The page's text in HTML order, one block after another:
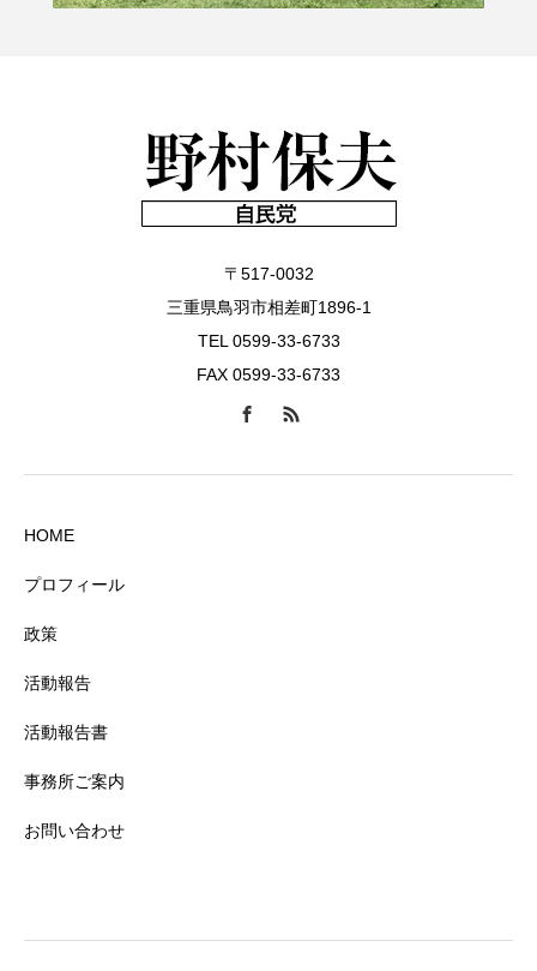
〒517-0032
三重県鳥羽市相差町1896-1
TEL 0599-33-6733
FAX 0599-33-6733
HOME
プロフィール
政策
活動報告
活動報告書
事務所ご案内
お問い合わせ